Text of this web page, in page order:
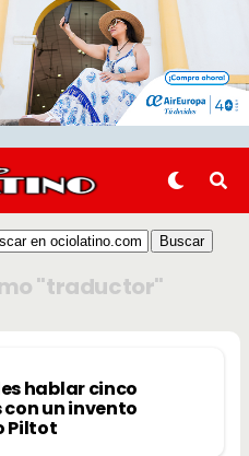
"traductor"
hablar cinco
un invento
Piltot